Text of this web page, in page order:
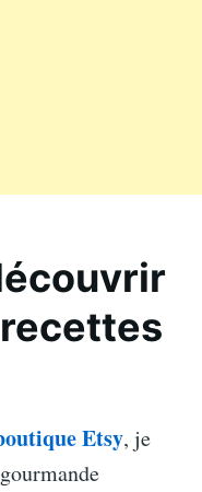
Etsy, je